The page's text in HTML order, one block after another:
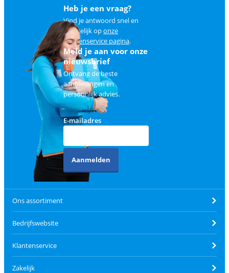
Heb je een vraag?
Vind je antwoord snel en
makkelijk oponze
klantenservice pagina.
Meld je aan voor onze
nieuwsbrief
Ontvang de beste
aanbiedingen en
persoonlijk advies.
E-mailadres
Aanmelden
Ons assortiment
Bedrijfswebsite
Klantenservice
Zakelijk